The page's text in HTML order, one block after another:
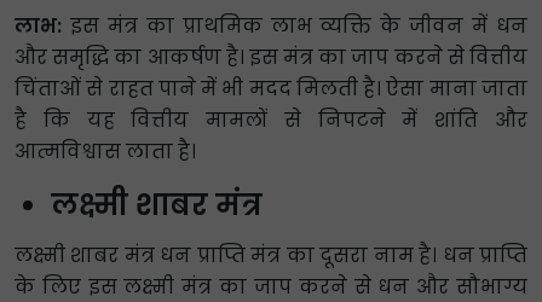
लाभ: इस मंत्र का प्राथमिक लाभ व्यक्ति के जीवन में धन
और समृद्धि का आकर्षण है। इस मंत्र का जाप करने से वित्तीय
चिंताओं से राहत पाने में भी मदद मिलती है। ऐसा माना जाता
है कि यह वित्तीय मामलों से निपटने में शांति और
आत्मविश्वास लाता है।
लक्ष्मी शाबर मंत्र
लक्ष्मी शाबर मंत्र धन प्राप्ति मंत्र का दूसरा नाम है। धन प्राप्ति
के लिए इस लक्ष्मी मंत्र का जाप करने से धन और सौभाग्य